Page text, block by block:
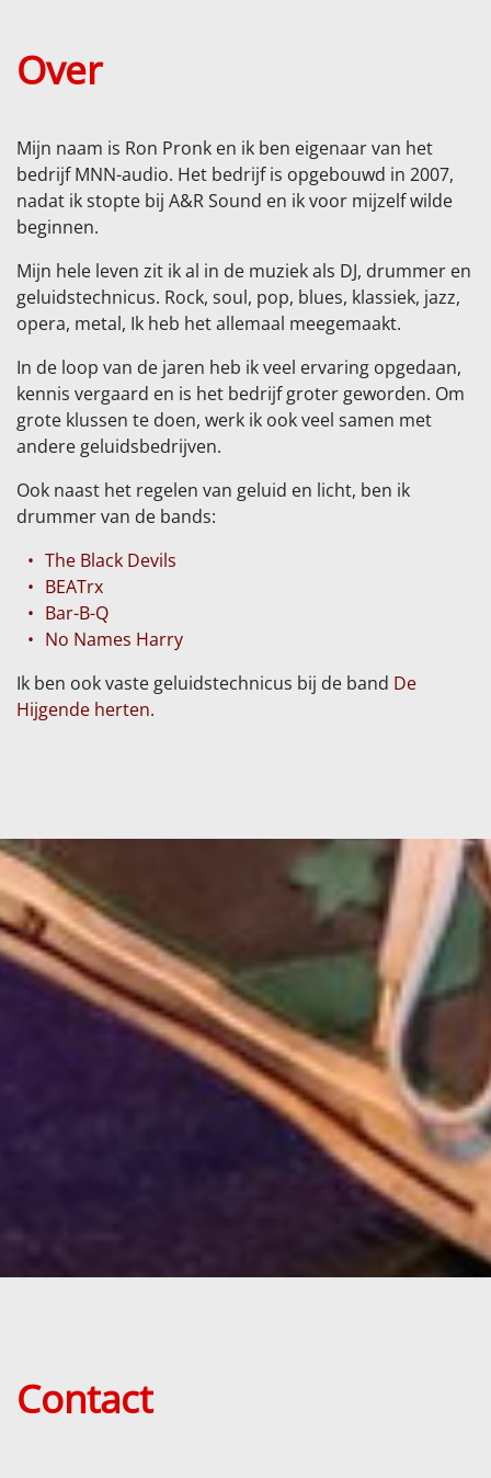
Over
Mijn naam is Ron Pronk en ik ben eigenaar van het
bedrijf MNN-audio. Het bedrijf is opgebouwd in 2007,
nadat ik stopte bij A&R Sound en ik voor mijzelf wilde
beginnen.
Mijn hele leven zit ik al in de muziek als DJ, drummer en
geluidstechnicus. Rock, soul, pop, blues, klassiek, jazz,
opera, metal, Ik heb het allemaal meegemaakt.
In de loop van de jaren heb ik veel ervaring opgedaan,
kennis vergaard en is het bedrijf groter geworden. Om
grote klussen te doen, werk ik ook veel samen met
andere geluidsbedrijven.
Ook naast het regelen van geluid en licht, ben ik
drummer van de bands:
The Black Devils
BEATrx
Bar-B-Q
No Names Harry
Ik ben ook vaste geluidstechnicus bij de band De
Hijgende herten.
Contact